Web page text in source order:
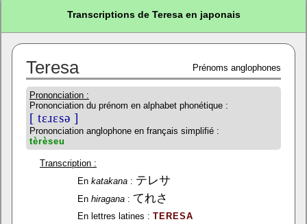
Transcriptions de Teresa en japonais
Teresa Prénoms anglophones
Prononciation :
Prononciation du prénom en alphabet phonétique :
[ tɛɹɛsə ]
Prononciation anglophone en français simplifié :
tèrèseu
Transcription :
En katakana : テレサ
En hiragana : てれさ
En lettres latines : TERESA